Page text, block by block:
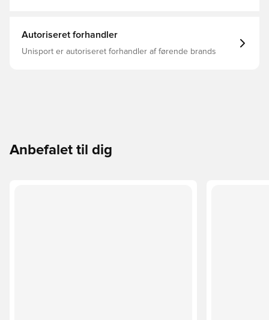
Autoriseret forhandler
Unisport er autoriseret forhandler af førende brands
Anbefalet til dig